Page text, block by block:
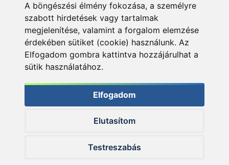
A böngészési élmény fokozása, a személyre
szabott hirdetések vagy tartalmak
megjelenítése, valamint a forgalom elemzése
érdekében sütiket (cookie) használunk. Az
Elfogadom gombra kattintva hozzájárulhat a
sütik használatához.
Elfogadom
Elutasítom
Testreszabás
© 2026 Haldorado.hu